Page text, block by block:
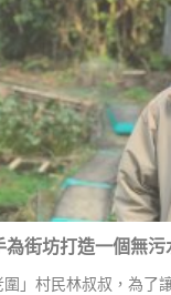
街坊打造一個無污
」村民林叔叔，為了